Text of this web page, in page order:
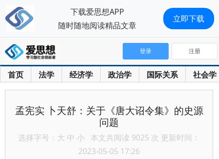
首页 法学 经济学 政治学 国际关系 社会学
登录 注册
孟宪实 卜天舒：关于《唐大诏令集》的史源
问题
选择字号： 大 中 小 本文共阅读 9025 次 更新时间：
2023-05-05 17:26
下载爱思想APP
随时随地阅读精品文章
立即下载